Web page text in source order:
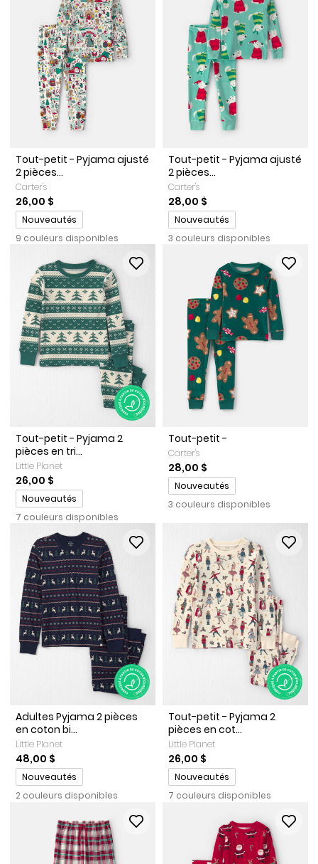
Tout-petit - Pyjama ajusté
2 pièces...
Carter's
26,00 $
Promotions
Nouveautés
9 couleurs disponibles
Tout-petit - Pyjama ajusté
2 pièces...
Carter's
28,00 $
Promotions
Nouveautés
3 couleurs disponibles
Tout-petit - Pyjama 2
pièces en tri...
Little Planet
26,00 $
Promotions
Nouveautés
7 couleurs disponibles
Tout-petit -
Carter's
28,00 $
Promotions
Nouveautés
3 couleurs disponibles
Adultes Pyjama 2 pièces
en coton bi...
Little Planet
48,00 $
Promotions
Nouveautés
2 couleurs disponibles
Tout-petit - Pyjama 2
pièces en cot...
Little Planet
26,00 $
Promotions
Nouveautés
7 couleurs disponibles